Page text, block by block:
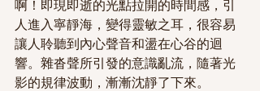
啊！即現即逝的光點拉開的時間感，引
人進入寧靜海，變得靈敏之耳，很容易
讓人聆聽到內心聲音和盪在心谷的迴
響。雜沓聲所引發的意識亂流，隨著光
影的規律波動，漸漸沈靜了下來。